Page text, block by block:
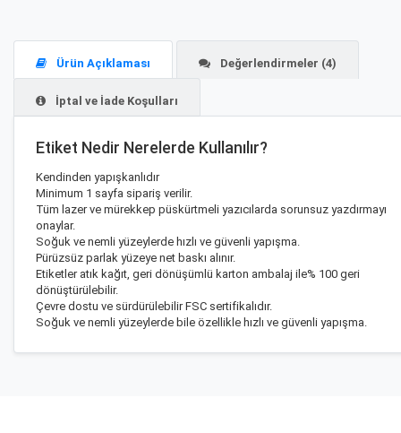
Ürün Açıklaması Değerlendirmeler (4)
İptal ve İade Koşulları
Etiket Nedir Nerelerde Kullanılır?
Kendinden yapışkanlıdır
Minimum 1 sayfa sipariş verilir.
Tüm lazer ve mürekkep püskürtmeli yazıcılarda sorunsuz yazdırmayı
onaylar.
Soğuk ve nemli yüzeylerde hızlı ve güvenli yapışma.
Pürüzsüz parlak yüzeye net baskı alınır.
Etiketler atık kağıt, geri dönüşümlü karton ambalaj ile% 100 geri
dönüştürülebilir.
Çevre dostu ve sürdürülebilir FSC sertifikalıdır.
Soğuk ve nemli yüzeylerde bile özellikle hızlı ve güvenli yapışma.